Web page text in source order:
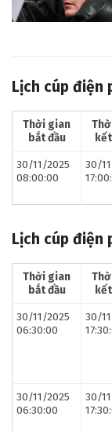
Lịch cúp điện
Thời gian
bắt đầu
30/11/2025
08:00:00
30/
Lịch cúp điện
Thời gian
bắt đầu
30/11/2025
06:30:00
30/
30/11/2025
06:30:00
30/